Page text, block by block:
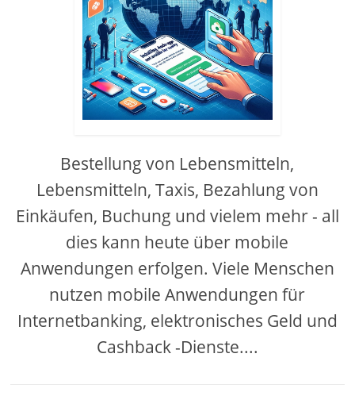
Bestellung von Lebensmitteln,
Lebensmitteln, Taxis, Bezahlung von
Einkäufen, Buchung und vielem mehr - all
dies kann heute über mobile
Anwendungen erfolgen. Viele Menschen
nutzen mobile Anwendungen für
Internetbanking, elektronisches Geld und
Cashback -Dienste....